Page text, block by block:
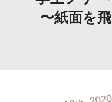
人気のプロ
〜紙面を